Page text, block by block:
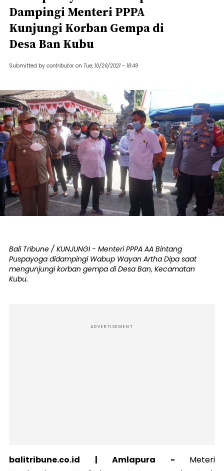
Dampingi Menteri PPPA
Kunjungi Korban Gempa di
Desa Ban Kubu
Submitted by contributor on Tue, 10/26/2021 - 18:49
Bali Tribune / KUNJUNGI - Menteri PPPA AA Bintang
Puspayoga didampingi Wabup Wayan Artha Dipa saat
mengunjungi korban gempa di Desa Ban, Kecamatan
Kubu.
ADVERTISEMENT
balitribune.co.id | Amlapura - Meteri